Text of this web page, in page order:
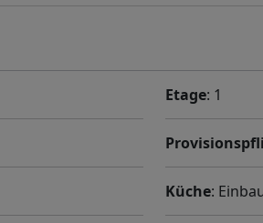
Etage: 1
Küche: